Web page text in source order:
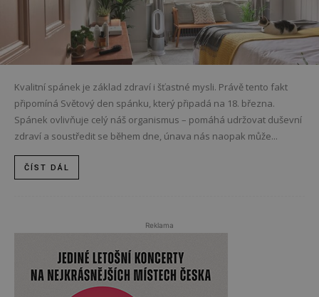
Kvalitní spánek je základ zdraví i šťastné mysli. Právě tento fakt
připomíná Světový den spánku, který připadá na 18. března.
Spánek ovlivňuje celý náš organismus – pomáhá udržovat duševní
zdraví a soustředit se během dne, únava nás naopak může...
ČÍST DÁL
Reklama